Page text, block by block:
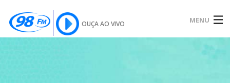
OUÇA AO VIVO MENU